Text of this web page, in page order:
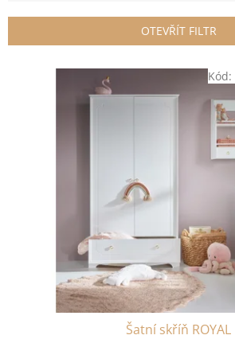
í
OTEVŘÍT FILTR
Šatní skříň ROYAL
Kód: